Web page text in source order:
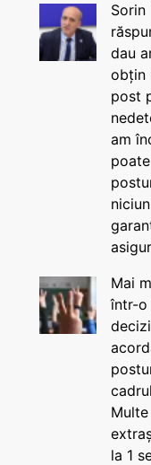
Sorin
dau
obțin
post
am
Mai
într-o
la 1